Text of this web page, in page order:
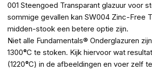
001 Steengoed Transparant glazuur voor
sommige gevallen kan SW004 Zinc-Free
midden-stook een betere optie zijn.
Niet alle Fundamentals® Onderglazuren
1300°C te stoken. Kijk hiervoor wat
(1220°C) in de afbeeldingen en voer zelf